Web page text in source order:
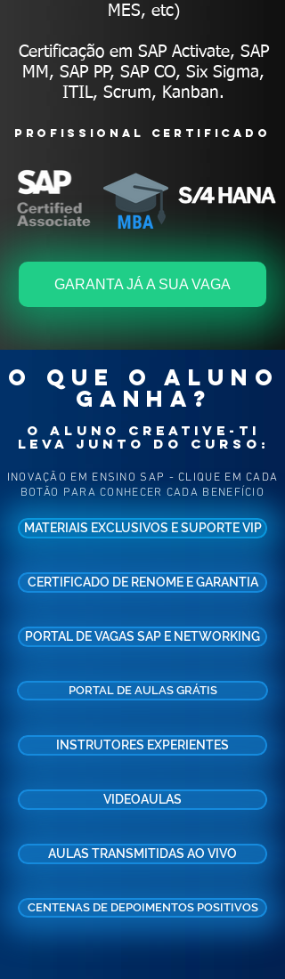
MES, etc)
Certificação em SAP Activate, SAP
MM, SAP PP, SAP CO, Six Sigma,
ITIL, Scrum, Kanban.
profissionaL certificado
GARANTA JÁ A SUA VAGA
O QUE O ALUNO
GANHA?
O ALUNO CREATIVE-TI
LEVA JUNTO DO CURSO:
INOVAÇÃO EM ENSINO SAP - CLIQUE EM CADA
BOTÃO PARA CONHECER CADA BENEFÍCIO
MATERIAIS EXCLUSIVOS E SUPORTE VIP
CERTIFICADO DE RENOME E GARANTIA
PORTAL DE VAGAS SAP E NETWORKING
PORTAL DE AULAS GRÁTIS
INSTRUTORES EXPERIENTES
VIDEOAULAS
AULAS TRANSMITIDAS AO VIVO
CENTENAS DE DEPOIMENTOS POSITIVOS